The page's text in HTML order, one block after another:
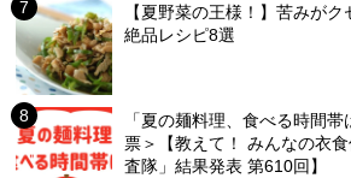
【夏野菜の王様！】苦みが
絶品レシピ8選
「夏の麺料理、食べる時間
票＞【教えて！ みんなの衣
査隊」結果発表 第610回】